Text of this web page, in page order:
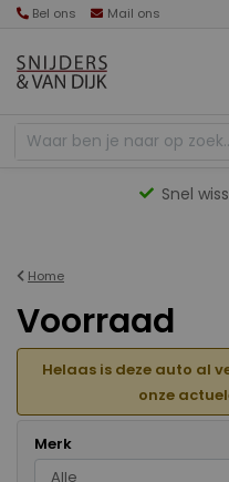
Bel ons Mail ons
Home
Voorraad
Helaas is deze auto al
onze
Merk